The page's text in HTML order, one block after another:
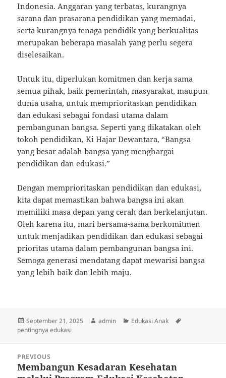
Indonesia. Anggaran yang terbatas, kurangnya
sarana dan prasarana pendidikan yang memadai,
serta kurangnya tenaga pendidik yang berkualitas
merupakan beberapa masalah yang perlu segera
diselesaikan.
Untuk itu, diperlukan komitmen dan kerja sama
semua pihak, baik pemerintah, masyarakat, maupun
dunia usaha, untuk memprioritaskan pendidikan
dan edukasi sebagai fondasi utama dalam
pembangunan bangsa. Seperti yang dikatakan oleh
tokoh pendidikan, Ki Hajar Dewantara, “Bangsa
yang besar adalah bangsa yang menghargai
pendidikan dan edukasi.”
Dengan memprioritaskan pendidikan dan edukasi,
kita dapat memastikan bahwa bangsa ini akan
memiliki masa depan yang cerah dan berkelanjutan.
Oleh karena itu, mari bersama-sama berkomitmen
untuk menjadikan pendidikan dan edukasi sebagai
prioritas utama dalam pembangunan bangsa ini.
Semoga generasi mendatang dapat mewarisi bangsa
yang lebih baik dan lebih maju.
Posted
on
September 21, 2025 Author
admin Categories
Edukasi Anak
pentingnya edukasi
navigation
PREVIOUS
Previous
Membangun Kesadaran Kesehatan